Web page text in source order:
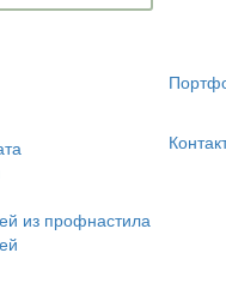
из профнастила